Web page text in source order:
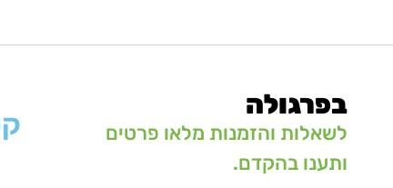
בפרגולה
לשאלות והזמנות מלאו פרטים
ותענו בהקדם.